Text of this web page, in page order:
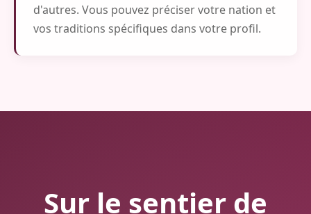
d'autres. Vous pouvez préciser votre nation et
vos traditions spécifiques dans votre profil.
Sur le sentier de